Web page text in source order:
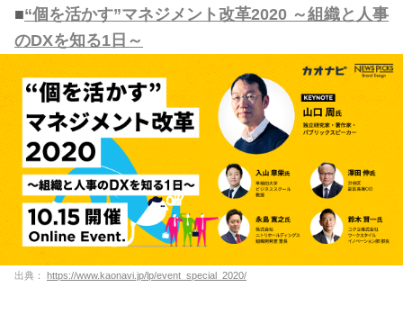
■“個を活かす”マネジメント改革2020 ～組織と人事
のDXを知る1日～
出典： https://www.kaonavi.jp/lp/event_special_2020/